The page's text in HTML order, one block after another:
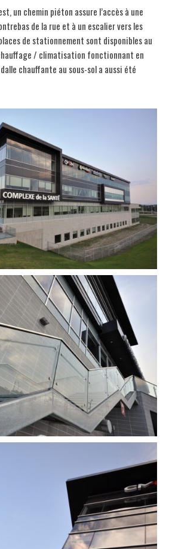
un chemin piéton assure l’accès à une
de la rue et à un escalier vers les
de stationnement sont disponibles au
/ climatisation fonctionnant en
chauffante au sous-sol a aussi été